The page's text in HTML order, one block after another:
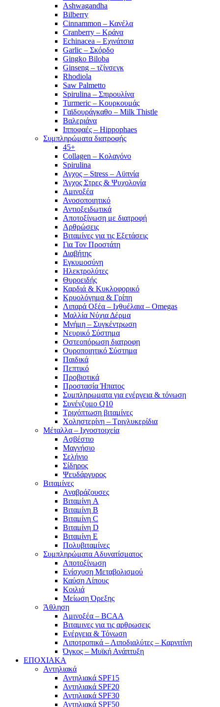
Ashwagandha
Bilberry
Cinnammon – Κανέλα
Cranberry – Κράνα
Echinacea – Εχινάτσια
Garlic – Σκόρδο
Gingko Biloba
Ginseng – τζίνσεγκ
Rhodiola
Saw Palmetto
Spirulina – Σπιρουλίνα
Turmeric – Κουρκουμάς
Γαϊδουράγκαθο – Milk Thistle
Βαλεριάνα
Ιπποφαές – Hippophaes
Συμπληρώματα διατροφής
45+
Collagen – Κολαγόνο
Spirulina
Αγχος – Stress – Αϋπνία
Άγχος Στρες & Ψυχολογία
Αμινοξέα
Ανοσοποιητικό
Αντιοξειδωτικά
Αποτοξίνωση με διατροφή
Αρθρώσεις
Βιταμίνες για τις Εξετάσεις
Για Τον Προστάτη
Διαβήτης
Εγκυμοσύνη
Ηλεκτρολύτες
Θυροειδής
Καρδιά & Κυκλοφορικό
Κρυολόγημα & Γρίπη
Λιπαρά Οξέα – Ιχθυέλαια – Omegas
Μαλλία Νύχια Δέρμα
Μνήμη – Συγκέντρωση
Νευρικό Σύστημα
Οστεοπόρωση διατροφη
Ουροποιητικό Σύστημα
Παιδικά
Πεπτικό
Προβιοτικά
Προστασία Ήπατος
Συμπληρωματα για ενέργεια & τόνωση
Συνένζυμο Q10
Τριχόπτωση βιταμίνες
Χοληστερίνη – Τριγλυκερίδια
Μέταλλα – Ιχνοστοιχεία
Ασβέστιο
Μαγνήσιο
Σελήνιο
Σίδηρος
Ψευδάργυρος
Βιταμίνες
Αναβράζουσες
Βιταμίνη A
Βιταμίνη B
Βιταμίνη C
Βιταμίνη D
Βιταμίνη E
Πολυβιταμίνες
Συμπληρώματα Αδυνατίσματος
Αποτοξίνωση
Ενίσχυση Μεταβολισμού
Καύση Λίπους
Κοιλιά
Μείωση Όρεξης
Άθληση
Αμινοξέα – BCAA
Βιταμινες για τις αρθρωσεις
Ενέργεια & Τόνωση
Λιποτροπικά – Λιποδιαλύτες – Καρνιτίνη
Όγκος – Μυϊκή Ανάπτυξη
ΕΠΟΧΙΑΚΑ
Αντηλιακά
Αντηλιακά SPF15
Αντηλιακά SPF20
Αντηλιακά SPF30
Αντηλιακά SPF50